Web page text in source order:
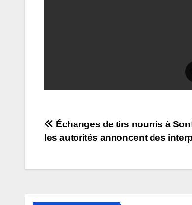
Navigation
l’article
Échanges de tirs nourris à
les autorités annoncent des